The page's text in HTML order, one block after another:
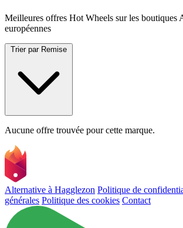
Meilleures offres Hot Wheels sur les boutiques
européennes
Trier par Remise
Aucune offre trouvée pour cette marque.
Alternative à Hagglezon Politique de
générales Politique des cookies Contact